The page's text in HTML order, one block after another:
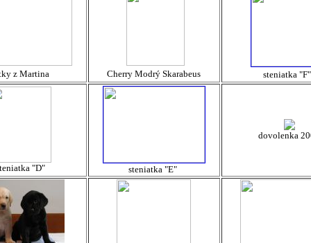
z Martina Cherry Modrý Skarabeus steniatka "F"
"D" steniatka "E"
dovolenka